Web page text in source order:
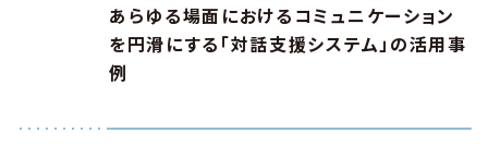
あらゆる場面におけるコミュニケーション
を円滑にする「対話支援システム」の活用事
例